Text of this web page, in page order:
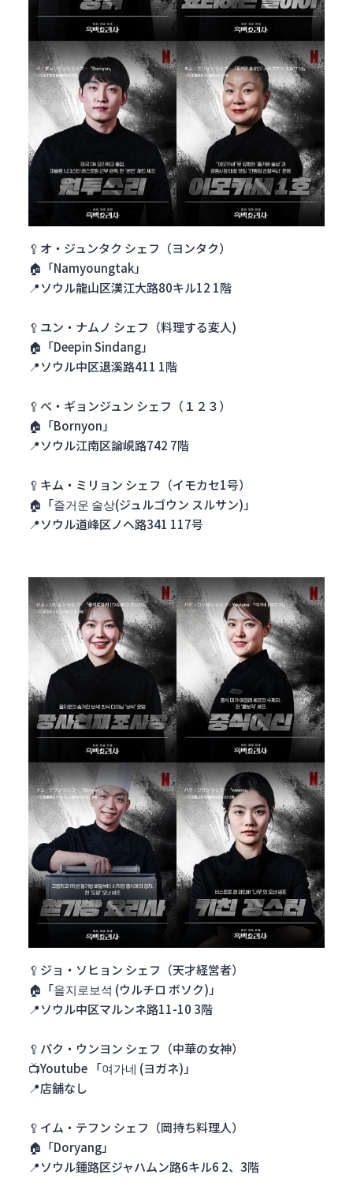
🥄オ・ジュンタク シェフ（ヨンタク）
🏠「Namyoungtak」
📍ソウル龍山区漢江大路80キル12 1階
🥄ユン・ナムノ シェフ（料理する変人)
🏠「Deepin Sindang」
📍ソウル中区退溪路411 1階
🥄べ・ギョンジュン シェフ（１２３）
🏠「Bornyon」
📍ソウル江南区論峴路742 7階
🥄キム・ミリョン シェフ（イモカセ1号）
🏠「즐거운 술상(ジュルゴウン スルサン)」
📍ソウル道峰区ノヘ路341 117号
🥄ジョ・ソヒョン シェフ（天才経営者）
🏠「을지로보석 (ウルチロ ボソク)」
📍ソウル中区マルンネ路11-10 3階
🥄パク・ウンヨン シェフ（中華の女神）
📺Youtube 「여가네 (ヨガネ)」
📍店舗なし
🥄イム・テフン シェフ（岡持ち料理人）
🏠「Doryang」
📍ソウル鍾路区ジャハムン路6キル6 2、3階